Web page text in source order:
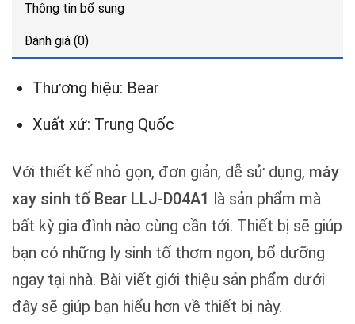
Thông tin bổ sung
Đánh giá (0)
Thương hiệu: Bear
Xuất xứ: Trung Quốc
Với thiết kế nhỏ gọn, đơn giản, dễ sử dụng, máy
xay sinh tố Bear LLJ-D04A1
là sản phẩm mà
bất kỳ gia đình nào cùng cần tới. Thiết bị sẽ giúp
bạn có những ly sinh tố thơm ngon, bổ dưỡng
ngay tại nhà. Bài viết giới thiệu sản phẩm dưới
đây sẽ giúp bạn hiểu hơn về thiết bị này.